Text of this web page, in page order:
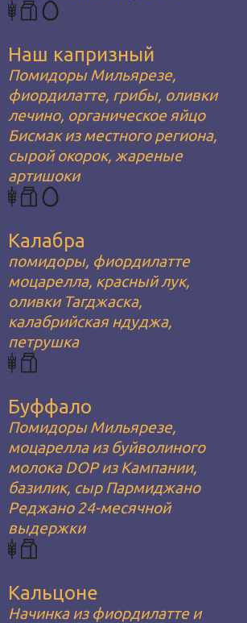
Наш капризный
Помидоры Мильярезе,
фиордилатте, грибы, оливки
лечино, органическое яйцо
Бисмак из местного региона,
сырой окорок, жареные
артишоки
Калабра
помидоры, фиордилатте
моцарелла, красный лук,
оливки Тагджаска,
калабрийская ндуджа,
петрушка
Буффало
Помидоры Мильярезе,
моцарелла из буйволиного
молока DOP из Кампании,
базилик, сыр Пармиджано
Реджано 24-месячной
выдержки
Кальцоне
Начинка из фиордилатте и